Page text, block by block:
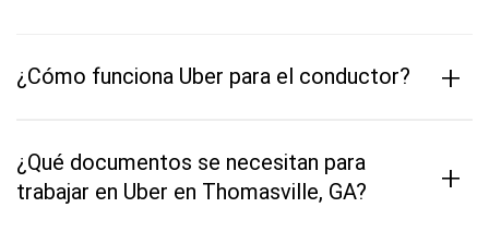
¿Cómo funciona Uber para el conductor? +
¿Qué documentos se necesitan para
trabajar en Uber en Thomasville, GA?
+